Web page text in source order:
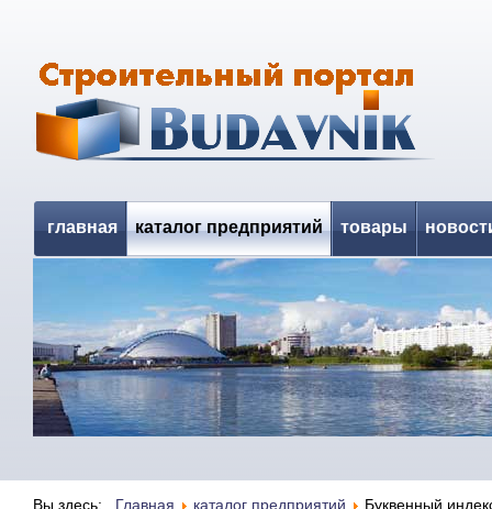
главная каталог предприятий товары
Вы здесь: Главная каталог предприятий Буквенный